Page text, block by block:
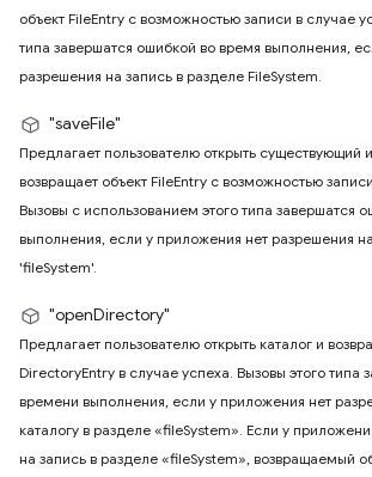
объект FileEntry с возможностью записи в случае
типа завершатся ошибкой во время выполнения,
разрешения на запись в разделе FileSystem.
"saveFile"
Предлагает пользователю открыть существующий
возвращает объект FileEntry с возможностью
Вызовы с использованием этого типа завершатся
выполнения, если у приложения нет разрешения
'fileSystem'.
"openDirectory"
Предлагает пользователю открыть каталог и
DirectoryEntry в случае успеха. Вызовы этого типа
времени выполнения, если у приложения нет
каталогу в разделе «fileSystem». Если у
на запись в разделе «fileSystem», возвращаемый